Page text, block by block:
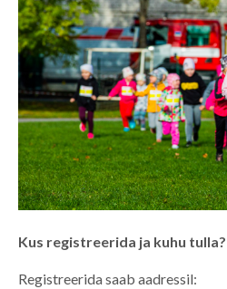
Kus registreerida ja kuhu tulla?
Registreerida saab aadressil: